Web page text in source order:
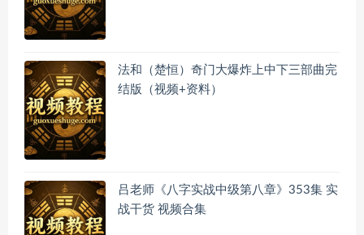
法和（楚恒）奇门大爆炸上中下三部曲完
结版（视频+资料）
吕老师《八字实战中级第八章》353集 实
战干货 视频合集